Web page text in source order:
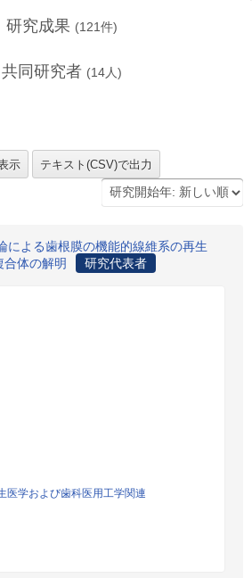
研究成果 (121件)
共同研究者 (14人)
による歯根膜の機能的線維系の再生
合体の解明
研究代表者
医学および歯科医用工学関連